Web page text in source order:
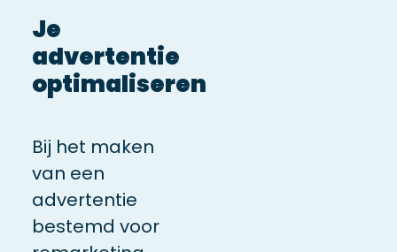
Je
advertentie
optimaliseren
Bij het maken
van een
advertentie
bestemd voor